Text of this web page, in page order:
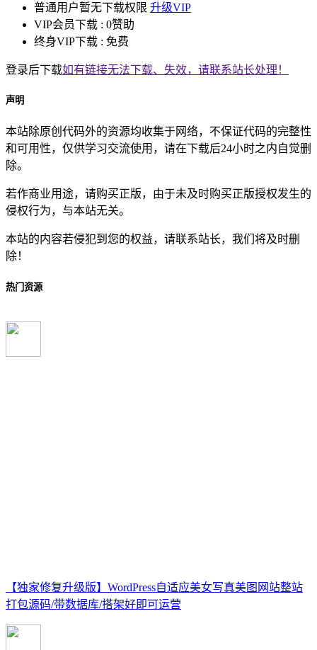
普通用户暂无下载权限 升级VIP
VIP会员下载 : 0赞助
终身VIP下载 : 免费
登录后下载如有链接无法下载、失效，请联系站长处理！
声明
本站除原创代码外的资源均收集于网络，不保证代码的完整性
和可用性，仅供学习交流使用，请在下载后24小时之内自觉删
除。
若作商业用途，请购买正版，由于未及时购买正版授权发生的
侵权行为，与本站无关。
本站的内容若侵犯到您的权益，请联系站长，我们将及时删
除！
热门资源
【独家修复升级版】WordPress自适应美女写真美图网站整站
打包源码/带数据库/搭架好即可运营